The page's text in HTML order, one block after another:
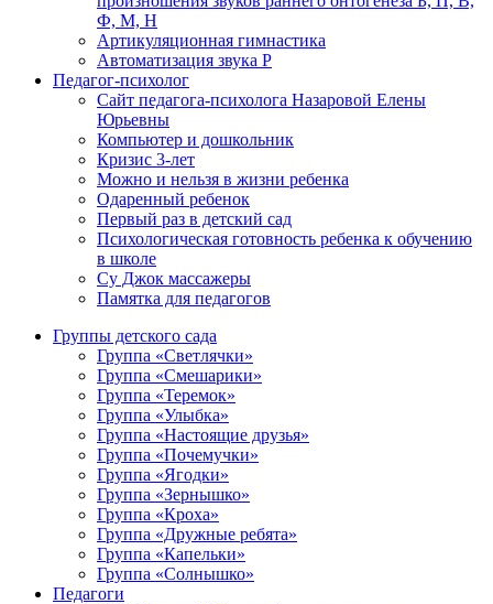
Ф, М, Н
Артикуляционная гимнастика
Автоматизация звука Р
Педагог-психолог
Сайт педагога-психолога Назаровой Елены
Юрьевны
Компьютер и дошкольник
Кризис 3-лет
Можно и нельзя в жизни ребенка
Одаренный ребенок
Первый раз в детский сад
Психологическая готовность ребенка к обучению
в школе
Су Джок массажеры
Памятка для педагогов
Группы детского сада
Группа «Светлячки»
Группа «Смешарики»
Группа «Теремок»
Группа «Улыбка»
Группа «Настоящие друзья»
Группа «Почемучки»
Группа «Ягодки»
Группа «Зернышко»
Группа «Кроха»
Группа «Дружные ребята»
Группа «Капельки»
Группа «Солнышко»
Педагоги